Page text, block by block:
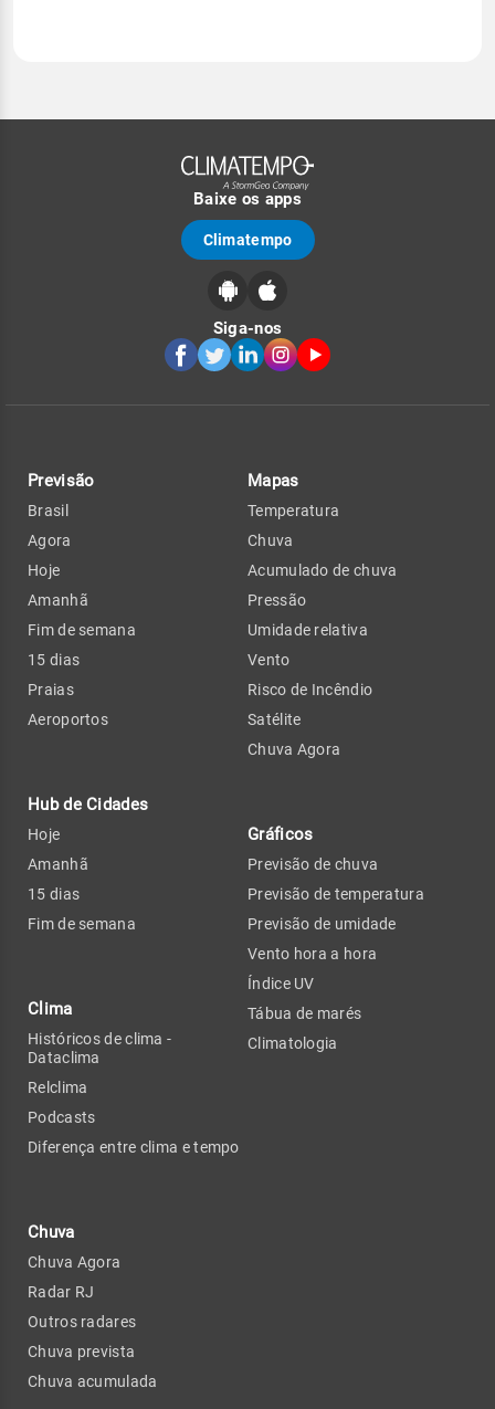
Baixe os apps
Climatempo
Siga-nos
Previsão
Brasil
Agora
Hoje
Amanhã
Fim de semana
15 dias
Praias
Aeroportos
Hub de Cidades
Hoje
Amanhã
15 dias
Fim de semana
Clima
Históricos de clima -
Dataclima
Relclima
Podcasts
Diferença entre clima e tempo
Chuva
Chuva Agora
Radar RJ
Outros radares
Chuva prevista
Chuva acumulada
Mapas
Temperatura
Chuva
Acumulado de chuva
Pressão
Umidade relativa
Vento
Risco de Incêndio
Satélite
Chuva Agora
Gráficos
Previsão de chuva
Previsão de temperatura
Previsão de umidade
Vento hora a hora
Índice UV
Tábua de marés
Climatologia